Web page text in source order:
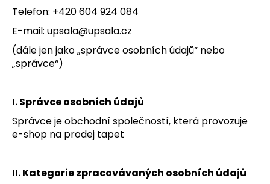
Telefon: +420 604 924 084
E-mail: upsala@upsala.cz
(dále jen jako „správce osobních údajů“ nebo
„správce“)
I. Správce osobních údajů
Správce je obchodní společností, která provozuje
e-shop na prodej tapet
II. Kategorie zpracovávaných osobních údajů
HLEDAT
D
o
p
o
u